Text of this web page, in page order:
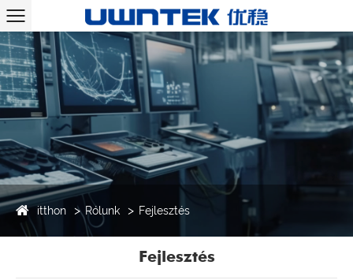
itthon Rólunk Fejlesztés
Fejlesztés